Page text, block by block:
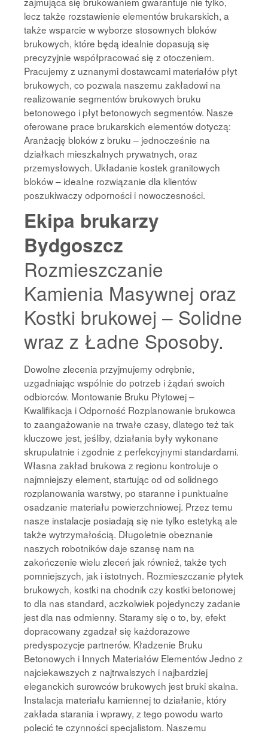
lecz także rozstawienie elementów brukarskich, a
także wsparcie w wyborze stosownych bloków
brukowych, które będą idealnie dopasują się
precyzyjnie współpracować się z otoczeniem.
Pracujemy z uznanymi dostawcami materiałów płyt
brukowych, co pozwala naszemu zakładowi na
realizowanie segmentów brukowych bruku
betonowego i płyt betonowych segmentów. Nasze
oferowane prace brukarskich elementów dotyczą:
Aranżację bloków z bruku – jednocześnie na
działkach mieszkalnych prywatnych, oraz
przemysłowych. Układanie kostek granitowych
bloków – idealne rozwiązanie dla klientów
poszukiwaczy odporności i nowoczesności.
Ekipa brukarzy
Bydgoszcz
Rozmieszczanie
Kamienia Masywnej oraz
Kostki brukowej – Solidne
wraz z Ładne Sposoby.
Dowolne zlecenia przyjmujemy odrębnie,
uzgadniając wspólnie do potrzeb i żądań swoich
odbiorców. Montowanie Bruku Płytowej –
Kwalifikacja i Odporność Rozplanowanie brukowca
to zaangażowanie na trwałe czasy, dlatego też tak
kluczowe jest, jeśliby, działania były wykonane
skrupulatnie i zgodnie z perfekcyjnymi standardami.
Własna zakład brukowa z regionu kontroluje o
najmniejszy element, startując od od solidnego
rozplanowania warstwy, po staranne i punktualne
osadzanie materiału powierzchniowej. Przez temu
nasze instalacje posiadają się nie tylko estetyką ale
także wytrzymałością. Długoletnie obeznanie
naszych robotników daje szansę nam na
zakończenie wielu zleceń jak również, także tych
pomniejszych, jak i istotnych. Rozmieszczanie płytek
brukowych, kostki na chodnik czy kostki betonowej
to dla nas standard, aczkolwiek pojedynczy zadanie
jest dla nas odmienny. Staramy się o to, by, efekt
dopracowany zgadzał się każdorazowe
predyspozycje partnerów. Kładzenie Bruku
Betonowych i Innych Materiałów Elementów Jedno z
najciekawszych z najtrwalszych i najbardziej
eleganckich surowców brukowych jest bruki skalna.
Instalacja materiału kamiennej to działanie, który
zakłada starania i wprawy, z tego powodu warto
polecić te czynności specjalistom. Naszemu